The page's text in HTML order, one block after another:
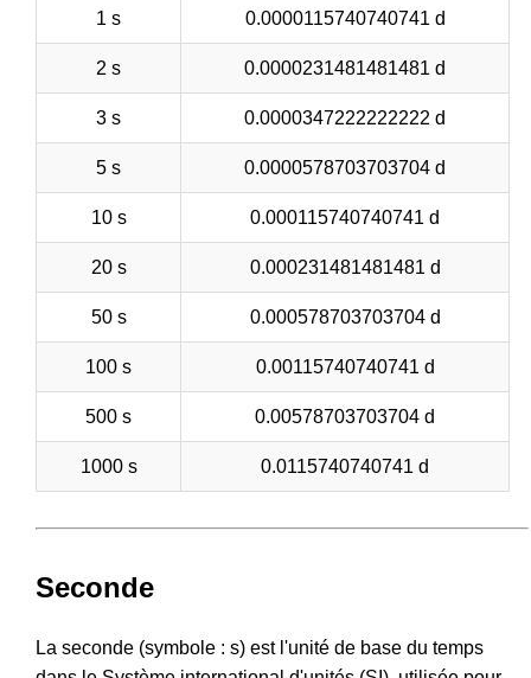
1 s 0.0000115740740741 d
2 s 0.0000231481481481 d
3 s 0.0000347222222222 d
5 s 0.0000578703703704 d
10 s 0.000115740740741 d
20 s 0.000231481481481 d
50 s 0.000578703703704 d
100 s 0.00115740740741 d
500 s 0.00578703703704 d
1000 s 0.0115740740741 d
Seconde
La seconde (symbole : s) est l'unité de base du temps